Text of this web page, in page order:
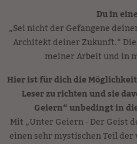
Du in
„Sei nicht der Gefangene
Architekt deiner Zukunft.“
meiner Arbeit und in
Hier ist für dich die
Leser zu richten und sie
Geiern“ unbedingt in
Mit „Unter Geiern - Der Geist
einen sehr mystischen Teil